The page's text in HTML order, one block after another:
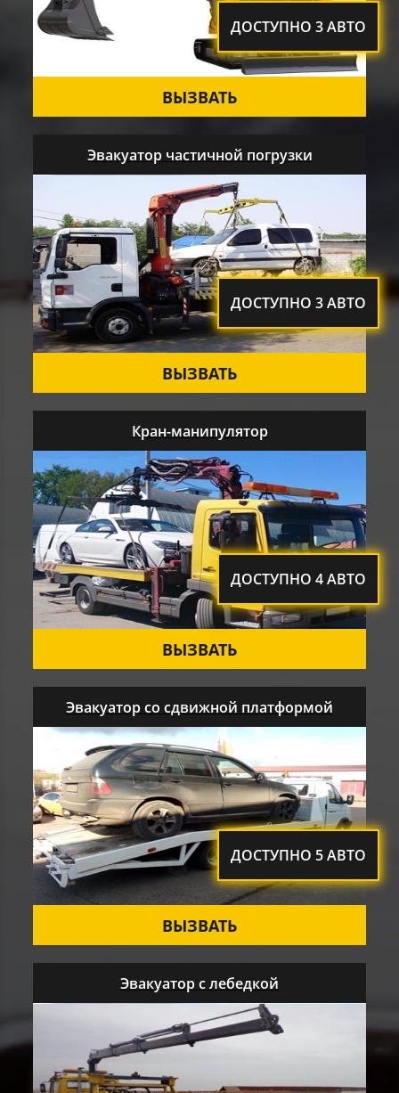
ДОСТУПНО 3 АВТО
ВЫЗВАТЬ
ДОСТУПНО 3 АВТО
Эвакуатор частичной погрузки
ВЫЗВАТЬ
ДОСТУПНО 4 АВТО
Кран-манипулятор
ВЫЗВАТЬ
ДОСТУПНО 5 АВТО
Эвакуатор со сдвижной платформой
ВЫЗВАТЬ
Эвакуатор с лебедкой